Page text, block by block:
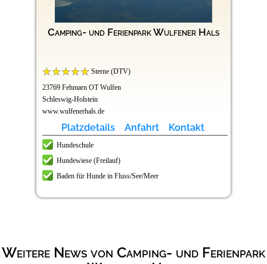
Camping- und Ferienpark Wulfener Hals
Sterne (DTV)
23769 Fehmarn OT Wulfen
Schleswig-Holstein
www.wulfenerhals.de
Platzdetails Anfahrt Kontakt
Hundeschule
Hundewiese (Freilauf)
Baden für Hunde in Fluss/See/Meer
Weitere News von Camping- und Ferienpark